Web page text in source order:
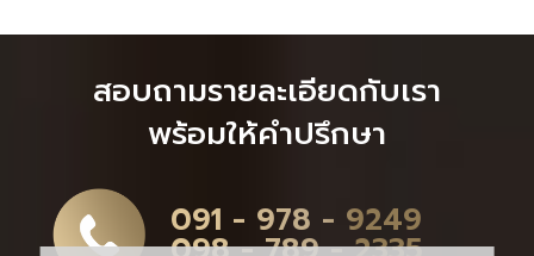
สอบถามรายละเอียดกับเรา
พร้อมให้คำปรึกษา
091 - 978 - 9249